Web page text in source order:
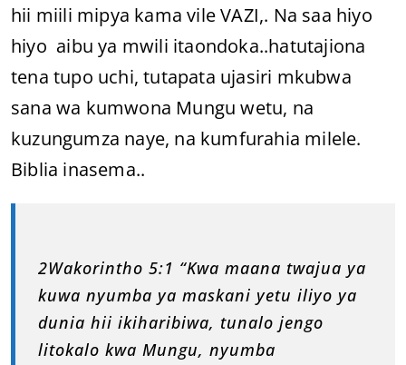
hii miili mipya kama vile VAZI,. Na saa hiyo
hiyo aibu ya mwili itaondoka..hatutajiona
tena tupo uchi, tutapata ujasiri mkubwa
sana wa kumwona Mungu wetu, na
kuzungumza naye, na kumfurahia milele.
Biblia inasema..
2Wakorintho 5:1 “Kwa maana twajua ya
kuwa nyumba ya maskani yetu iliyo ya
dunia hii ikiharibiwa, tunalo jengo
litokalo kwa Mungu, nyumba